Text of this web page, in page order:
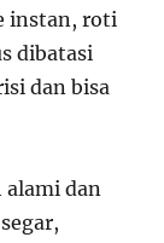
instan, roti
dibatasi
dan bisa
alami dan